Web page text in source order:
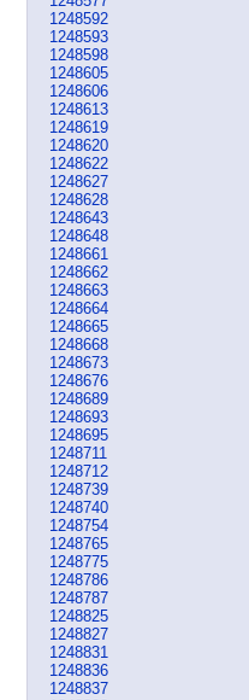
1248592
1248593
1248598
1248605
1248606
1248613
1248619
1248620
1248622
1248627
1248628
1248643
1248648
1248661
1248662
1248663
1248664
1248665
1248668
1248673
1248676
1248689
1248693
1248695
1248711
1248712
1248739
1248740
1248754
1248765
1248775
1248786
1248787
1248825
1248827
1248831
1248836
1248837